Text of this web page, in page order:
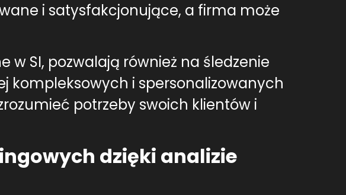
i satysfakcjonujące, a firma może
w SI, pozwalają również na śledzenie
kompleksowych i spersonalizowanych
potrzeby swoich klientów i
dzięki analizie